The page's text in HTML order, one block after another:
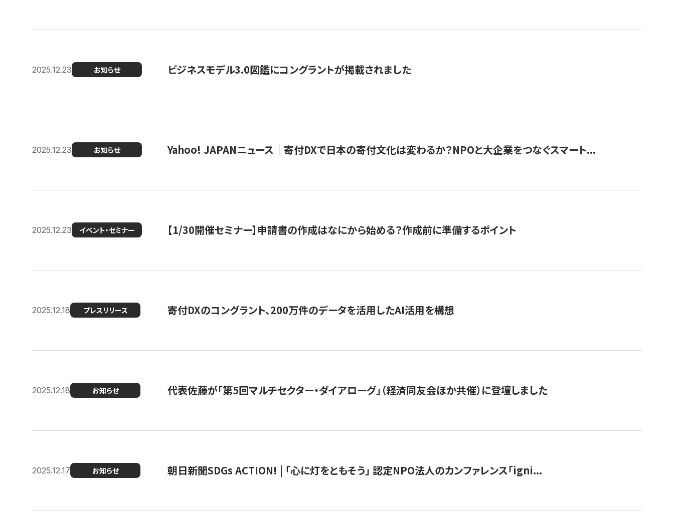
2025.12.23 お知らせ ビジネスモデル3.0図鑑にコングラントが掲載されました
2025.12.23 お知らせ Yahoo! JAPANニュース｜寄付DXで日本の寄付文化は変わるか？NPOと大企業をつなぐスマート...
2025.12.23 イベント・セミナー 【1/30開催セミナー】申請書の作成はなにから始める？作成前に準備するポイント
2025.12.18 プレスリリース 寄付DXのコングラント、200万件のデータを活用したAI活用を構想
2025.12.18 お知らせ 代表佐藤が「第5回マルチセクター・ダイアローグ」（経済同友会ほか共催）に登壇しました
2025.12.17 お知らせ 朝日新聞SDGs ACTION! | 「心に灯をともそう」 認定NPO法人のカンファレンス「igni...